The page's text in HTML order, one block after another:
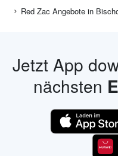
Red Zac Angebote in
Jetzt App
nächsten